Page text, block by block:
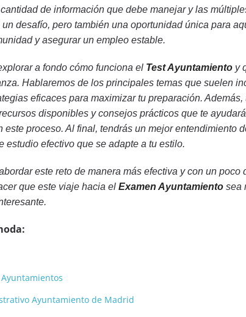
de información que debe manejar y las
desafío, pero también una oportunidad única para
y asegurar un empleo estable.
a fondo cómo funciona el Test Ayuntamientoy
Hablaremos de los principales temas que suelen
eficaces para maximizar tu preparación. Además,
disponibles y consejos prácticos que te
este proceso. Al final, tendrás un mejor entendimiento
estudio efectivo que se adapte a tu estilo.
este reto de manera más efectiva y con un poco
que este viaje hacia el Examen Ayuntamientosea
Ayuntamiento de Madrid